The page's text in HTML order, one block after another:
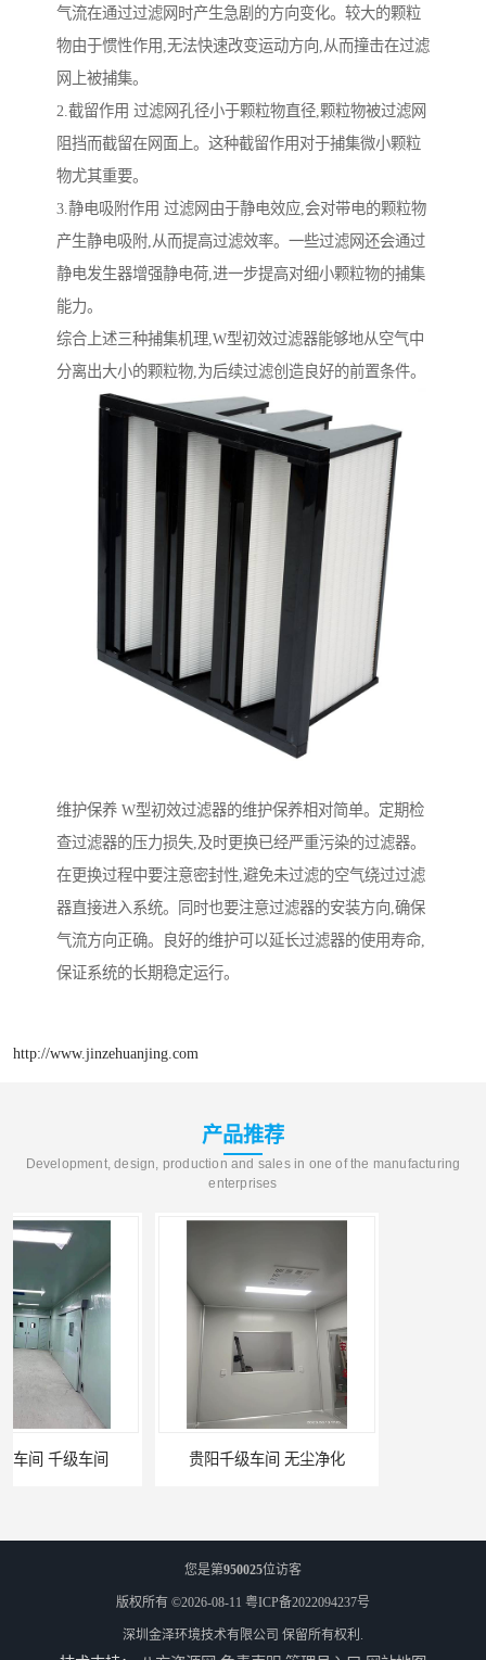
气流在通过过滤网时产生急剧的方向变化。较大的颗粒
物由于惯性作用,无法快速改变运动方向,从而撞击在过滤
网上被捕集。
2.截留作用 过滤网孔径小于颗粒物直径,颗粒物被过滤网
阻挡而截留在网面上。这种截留作用对于捕集微小颗粒
物尤其重要。
3.静电吸附作用 过滤网由于静电效应,会对带电的颗粒物
产生静电吸附,从而提高过滤效率。一些过滤网还会通过
静电发生器增强静电荷,进一步提高对细小颗粒物的捕集
能力。
综合上述三种捕集机理,W型初效过滤器能够地从空气中
分离出大小的颗粒物,为后续过滤创造良好的前置条件。
维护保养 W型初效过滤器的维护保养相对简单。定期检
查过滤器的压力损失,及时更换已经严重污染的过滤器。
在更换过程中要注意密封性,避免未过滤的空气绕过过滤
器直接进入系统。同时也要注意过滤器的安装方向,确保
气流方向正确。良好的维护可以延长过滤器的使用寿命,
保证系统的长期稳定运行。
http://www.jinzehuanjing.com
产品推荐
Development, design, production and sales in one of the manufacturing
enterprises
贵阳千级车间 无尘净化
您是第950025位访客
版权所有 ©2026-08-11 粤ICP备2022094237号
深圳金泽环境技术有限公司 保留所有权利.